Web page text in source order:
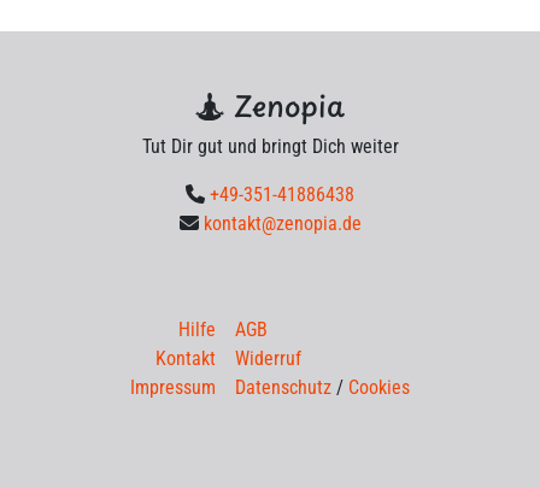
Zenopia
Tut Dir gut und bringt Dich weiter
+49-351-41886438
kontakt@zenopia.de
Hilfe
Kontakt
Impressum
AGB
Widerruf
Datenschutz / Cookies